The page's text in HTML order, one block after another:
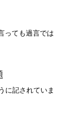
っても過言では
に記されていま